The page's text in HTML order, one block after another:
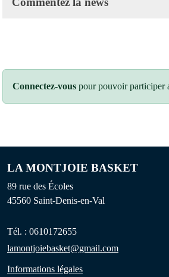
Connectez-vous pour pouvoir participer
LA MONTJOIE BASKET
89 rue des Écoles
45560 Saint-Denis-en-Val
Tél. : 0610172655
lamontjoiebasket@gmail.com
Informations légales